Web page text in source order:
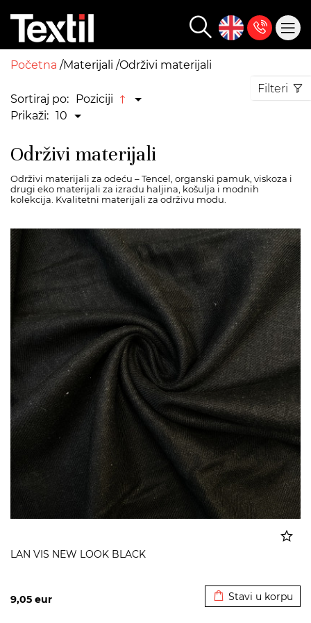
Početna Materijali Održivi materijali
Sortiraj po: Poziciji
Prikaži: 10
Filteri
Održivi materijali
Održivi materijali za odeću – Tencel, organski pamuk, viskoza i
drugi eko materijali za izradu haljina, košulja i modnih
kolekcija. Kvalitetni materijali za održivu modu.
LAN VIS NEW LOOK BLACK
9,05 eur Stavi u korpu